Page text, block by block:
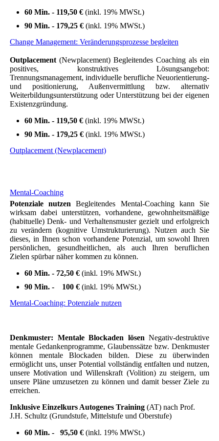
60 Min. - 119,50 € (inkl. 19% MWSt.)
90 Min. - 179,25 € (inkl. 19% MWSt.)
Change Management: Veränderungsprozesse begleiten
Outplacement (Newplacement) Begleitendes Coaching als ein
positives, konstruktives Lösungsangebot:
Trennungsmanagement, individuelle berufliche Neuorientierung-
und positionierung, Außenvermittlung bzw. alternativ
Weiterbildungsunterstützung oder Unterstützung bei der eigenen
Existenzgründung.
60 Min. - 119,50 € (inkl. 19% MWSt.)
90 Min. - 179,25 € (inkl. 19% MWSt.)
Outplacement (Newplacement)
Mental-Coaching
Potenziale nutzenBegleitendes Mental-Coaching kann Sie
wirksam dabei unterstützen, vorhandene, gewohnheitsmäßige
(habituelle) Denk- und Verhaltensmuster gezielt und erfolgreich
zu verändern (kognitive Umstrukturierung). Nutzen auch Sie
dieses, in Ihnen schon vorhandene Potenzial, um sowohl Ihren
persönlichen, gesundheitlichen, als auch Ihren beruflichen
Zielen spürbar näher kommen zu können.
60 Min. - 72,50 € (inkl. 19% MWSt.)
90 Min. - 100 € (inkl. 19% MWSt.)
Mental-Coaching: Potenziale nutzen
Denkmuster: Mentale Blockaden lösen Negativ-destruktive
mentale Gedankenprogramme, Glaubenssätze bzw. Denkmuster
können mentale Blockaden bilden. Diese zu überwinden
ermöglicht uns, unser Potential vollständig entfalten und nutzen,
unsere Motivation und Willenskraft (Volition) zu steigern, um
unsere Pläne umzusetzen zu können und damit besser Ziele zu
erreichen.
Inklusive Einzelkurs Autogenes Training (AT) nach Prof.
J.H. Schultz (Grundstufe, Mittelstufe und Oberstufe)
60 Min. - 95,50 € (inkl. 19% MWSt.)